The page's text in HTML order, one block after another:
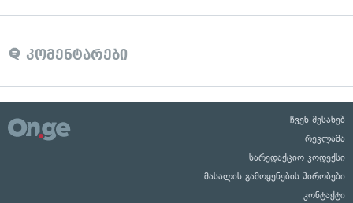
კომენტარები
ჩვენ შესახებ
რეკლამა
სარედაქციო კოდექსი
მასალის გამოყენების პირობები
კონტაქტი